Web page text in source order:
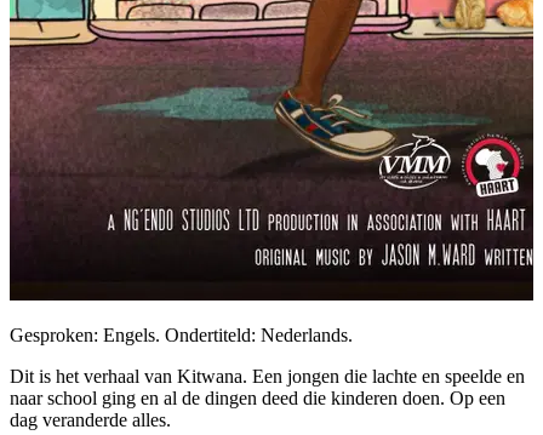
Gesproken: Engels. Ondertiteld: Nederlands.
Dit is het verhaal van Kitwana. Een jongen die lachte en speelde en
naar school ging en al de dingen deed die kinderen doen. Op een
dag veranderde alles.